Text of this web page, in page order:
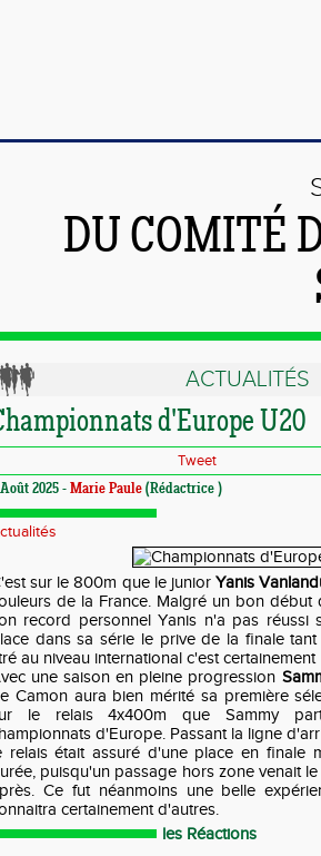
DU COMITÉ
ACTUALITÉS
d'Europe U20
Tweet
2025 - Marie Paule (Rédactrice )
sur le 800m que le juniorYanis
de la France. Malgré un bon début
record personnel Yanis n'a pas réussi
dans sa série le prive de la finale
au niveau international c'est
une saison en pleine progression
Camon aura bien mérité sa première
le relais 4x400m que Sammy
d'Europe. Passant la ligne
relais était assuré d'une place en finale
puisqu'un passage hors zone venait
Ce fut néanmoins une belle
certainement d'autres.
les Réactions